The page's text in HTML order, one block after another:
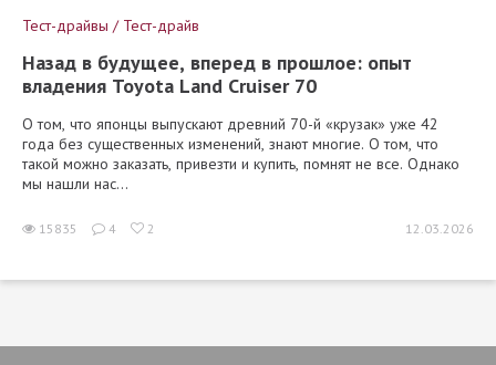
Тест-драйвы / Тест-драйв
Назад в будущее, вперед в прошлое: опыт
владения Toyota Land Cruiser 70
О том, что японцы выпускают древний 70-й «крузак» уже 42
года без существенных изменений, знают многие. О том, что
такой можно заказать, привезти и купить, помнят не все. Однако
мы нашли нас...
15835 4 2 12.03.2026